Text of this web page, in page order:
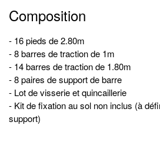
Composition
- 16 pieds de 2.80m
- 8 barres de traction de 1m
- 14 barres de traction de 1.80m
- 8 paires de support de barre
- Lot de visserie et quincaillerie
- Kit de fixation au sol non inclus (à
support)